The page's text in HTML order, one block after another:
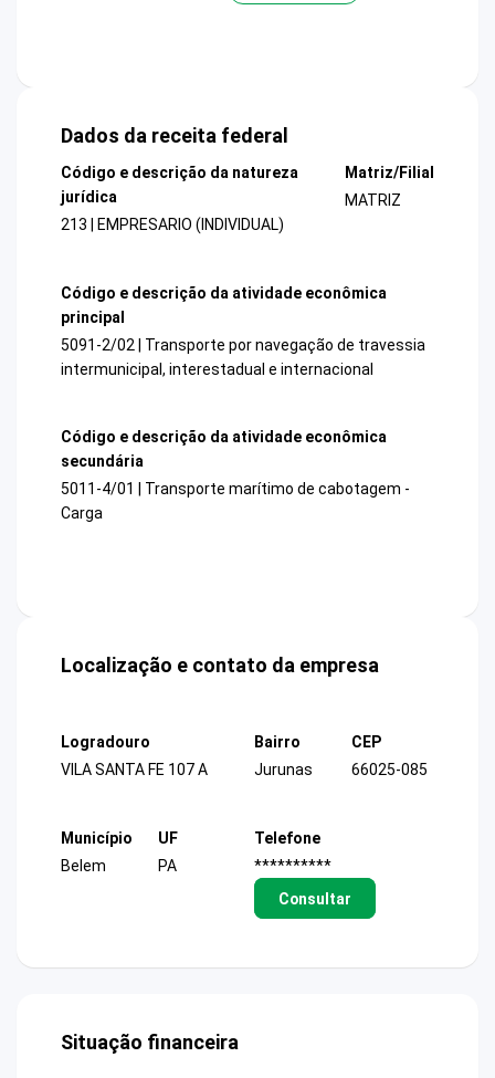
Dados da receita federal
Código e descrição da natureza
jurídica
213 | EMPRESARIO (INDIVIDUAL)
Matriz/Filial
MATRIZ
Código e descrição da atividade econômica
principal
5091-2/02 | Transporte por navegação de travessia
intermunicipal, interestadual e internacional
Código e descrição da atividade econômica
secundária
5011-4/01 | Transporte marítimo de cabotagem -
Carga
Localização e contato da empresa
Logradouro
VILA SANTA FE 107 A
Bairro
Jurunas
CEP
66025-085
Município
Belem
UF
PA
Telefone
**********
Consultar
Situação financeira